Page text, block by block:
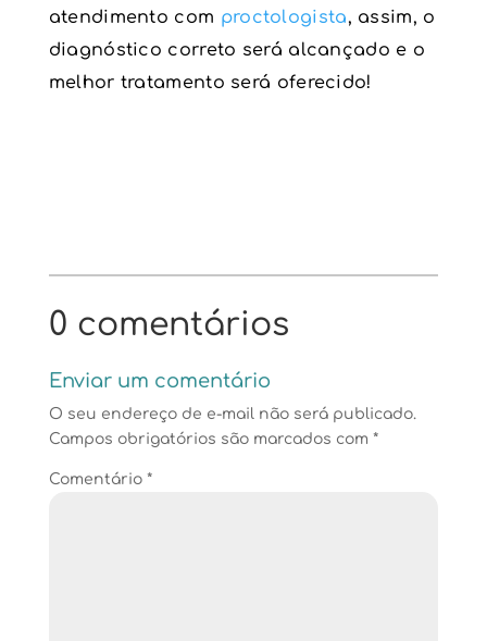
atendimento com proctologista, assim, o
diagnóstico correto será alcançado e o
melhor tratamento será oferecido!
0 comentários
Enviar um comentário
O seu endereço de e-mail não será publicado.
Campos obrigatórios são marcados com *
Comentário *